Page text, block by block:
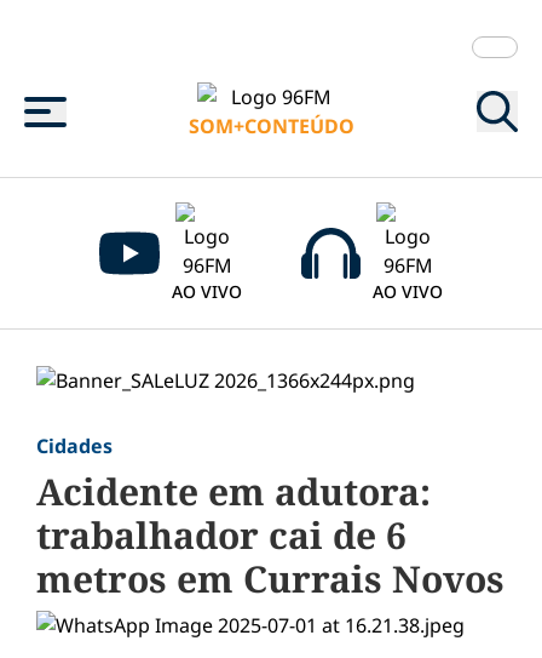
Menu
SOM+CONTEÚDO
AO VIVO AO VIVO
Cidades
Acidente em adutora:
trabalhador cai de 6
metros em Currais Novos